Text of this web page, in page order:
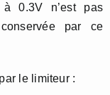
0.3V n’est pas
par ce
le limiteur :